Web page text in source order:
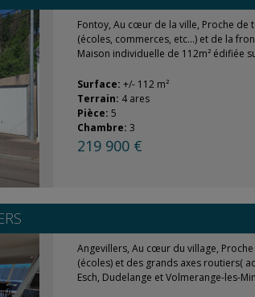
Fontoy, Au cœur de la ville, Proche de
(écoles, commerces, etc...) et de la
Maison individuelle de 112m² édifiée
Surface: +/- 112 m²
Terrain: 4 ares
Pièce: 5
Chambre: 3
219 900 €
Angevillers, Au cœur du village,
(écoles) et des grands axes routiers(
Esch, Dudelange et Volmerange-les-